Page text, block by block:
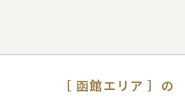
［ 函館エリア ］の